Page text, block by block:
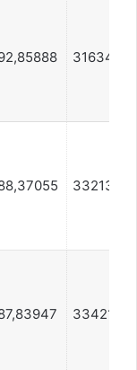
316341
332136
334215